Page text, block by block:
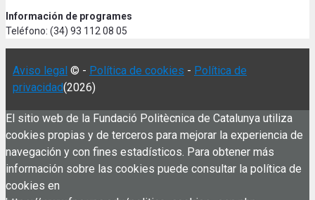
Información de programes
Teléfono: (34) 93 112 08 05
Aviso legal © - Política de cookies - Política de
privacidad(2026)
El sitio web de la Fundació Politècnica de Catalunya utiliza
cookies propias y de terceros para mejorar la experiencia de
navegación y con fines estadísticos. Para obtener más
información sobre las cookies puede consultar la política de
cookies en